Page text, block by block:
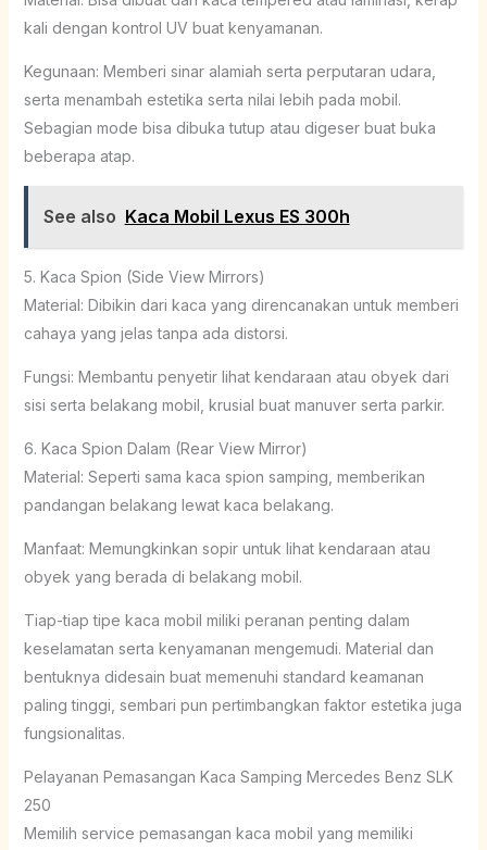
kali dengan kontrol UV buat kenyamanan.
Kegunaan: Memberi sinar alamiah serta perputaran udara,
serta menambah estetika serta nilai lebih pada mobil.
Sebagian mode bisa dibuka tutup atau digeser buat buka
beberapa atap.
See also Kaca Mobil Lexus ES 300h
5. Kaca Spion (Side View Mirrors)
Material: Dibikin dari kaca yang direncanakan untuk memberi
cahaya yang jelas tanpa ada distorsi.
Fungsi: Membantu penyetir lihat kendaraan atau obyek dari
sisi serta belakang mobil, krusial buat manuver serta parkir.
6. Kaca Spion Dalam (Rear View Mirror)
Material: Seperti sama kaca spion samping, memberikan
pandangan belakang lewat kaca belakang.
Manfaat: Memungkinkan sopir untuk lihat kendaraan atau
obyek yang berada di belakang mobil.
Tiap-tiap tipe kaca mobil miliki peranan penting dalam
keselamatan serta kenyamanan mengemudi. Material dan
bentuknya didesain buat memenuhi standard keamanan
paling tinggi, sembari pun pertimbangkan faktor estetika juga
fungsionalitas.
Pelayanan Pemasangan Kaca Samping Mercedes Benz SLK
250
Memilih service pemasangan kaca mobil yang memiliki